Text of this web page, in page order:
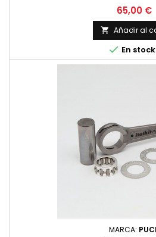
Precio
65,00 €
 Añadir al
 En stock
MARCA: